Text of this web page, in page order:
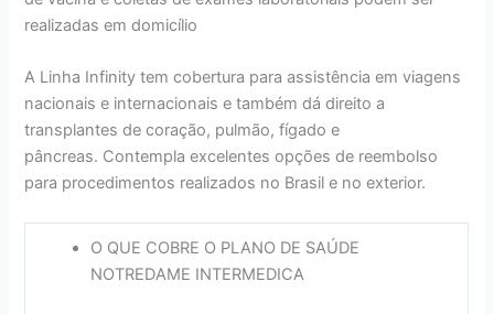
realizadas em domicílio
A Linha Infinity tem cobertura para assistência em viagens
nacionais e internacionais e também dá direito a
transplantes de coração, pulmão, fígado e
pâncreas. Contempla excelentes opções de reembolso
para procedimentos realizados no Brasil e no exterior.
O QUE COBRE O PLANO DE SAÚDE
NOTREDAME INTERMEDICA